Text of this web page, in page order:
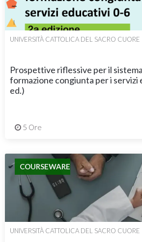
UNIVERSITÀ CATTOLICA DEL SACRO CUORE
Prospettive riflessive per il
formazione congiunta per i servizi
ed.)
5 Ore
COURSEWARE
UNIVERSITÀ CATTOLICA DEL SACRO CUORE